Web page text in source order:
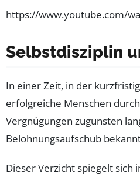
https://www.youtube.com/
Selbstdisziplin
In einer Zeit, in der
erfolgreiche Menschen
Vergnügungen zugunsten
Belohnungsaufschub
Dieser Verzicht spiegelt sich